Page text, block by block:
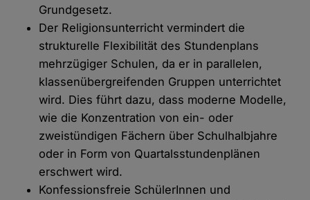
Grundgesetz.
Der Religionsunterricht vermindert die
strukturelle Flexibilität des Stundenplans
mehrzügiger Schulen, da er in parallelen,
klassenübergreifenden Gruppen unterrichtet
wird. Dies führt dazu, dass moderne Modelle,
wie die Konzentration von ein- oder
zweistündigen Fächern über Schulhalbjahre
oder in Form von Quartalsstundenplänen
erschwert wird.
Konfessionsfreie SchülerInnen und